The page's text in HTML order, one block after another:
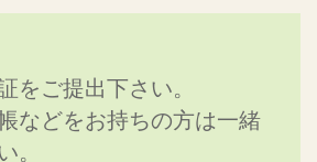
をご提出下さい。
などをお持ちの方は一緒
。